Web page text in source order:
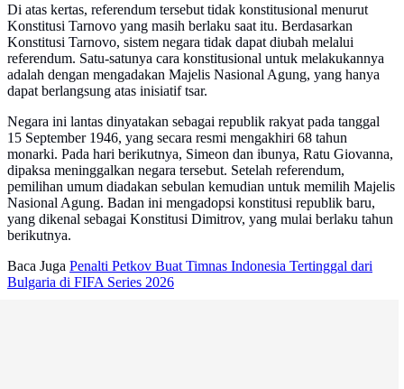
Di atas kertas, referendum tersebut tidak konstitusional menurut
Konstitusi Tarnovo yang masih berlaku saat itu. Berdasarkan
Konstitusi Tarnovo, sistem negara tidak dapat diubah melalui
referendum. Satu-satunya cara konstitusional untuk melakukannya
adalah dengan mengadakan Majelis Nasional Agung, yang hanya
dapat berlangsung atas inisiatif tsar.
Negara ini lantas dinyatakan sebagai republik rakyat pada tanggal
15 September 1946, yang secara resmi mengakhiri 68 tahun
monarki. Pada hari berikutnya, Simeon dan ibunya, Ratu Giovanna,
dipaksa meninggalkan negara tersebut. Setelah referendum,
pemilihan umum diadakan sebulan kemudian untuk memilih Majelis
Nasional Agung. Badan ini mengadopsi konstitusi republik baru,
yang dikenal sebagai Konstitusi Dimitrov, yang mulai berlaku tahun
berikutnya.
Baca Juga Penalti Petkov Buat Timnas Indonesia Tertinggal dari
Bulgaria di FIFA Series 2026